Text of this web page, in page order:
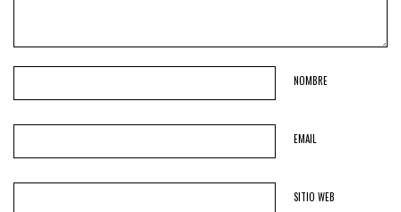
NOMBRE
EMAIL
SITIO WEB